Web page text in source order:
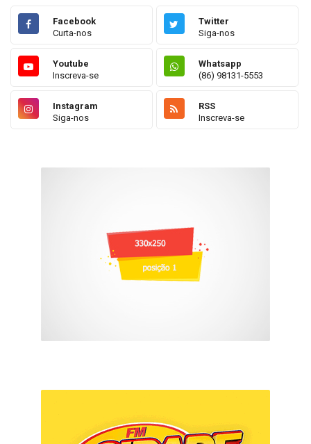
Facebook
Curta-nos
Twitter
Siga-nos
Youtube
Inscreva-se
Whatsapp
(86) 98131-5553
Instagram
Siga-nos
RSS
Inscreva-se